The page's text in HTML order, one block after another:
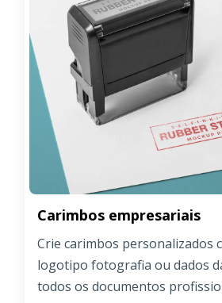
Carimbos empresariais
Crie carimbos personalizados
logotipo fotografia ou dados
todos os documentos